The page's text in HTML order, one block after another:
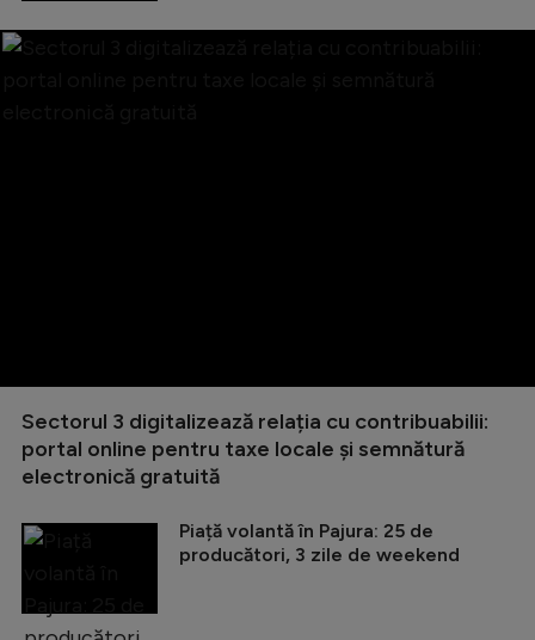
Sectorul 3 digitalizează relația cu contribuabilii:
portal online pentru taxe locale și semnătură
electronică gratuită
Piață volantă în Pajura: 25 de
producători, 3 zile de weekend